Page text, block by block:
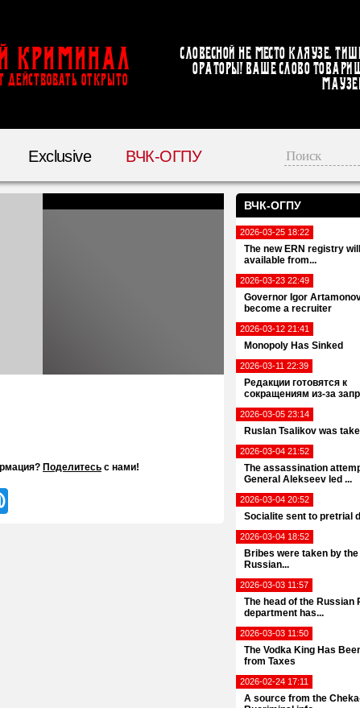
Криминал
ДЕЙСТВОВАТЬ ОТКРЫТО
Словесной не место кляузе.
ораторы! Ваше слово
Exclusive ВЧК-ОГПУ
ВЧК-ОГПУ
2026-03-25 18:22
The new ERN registry
available from...
2026-03-23 22:49
Governor Igor
become a recruiter
2026-03-12 21:41
Monopoly Has Sinked
2026-03-11 22:39
Редакции готовятся к
сокращениям из-за
2026-03-05 23:14
Ruslan Tsalikov was
2026-03-04 21:52
The assassination
General Alekseev led ...
2026-03-04 20:52
Socialite sent to pretrial
2026-03-04 18:52
Bribes were taken by
Russian...
2026-03-03 11:57
The head of the Russian
department has...
2026-03-03 11:50
The Vodka King Has
from Taxes
2026-02-24 17:11
A source from the
Поделитесь с нами!